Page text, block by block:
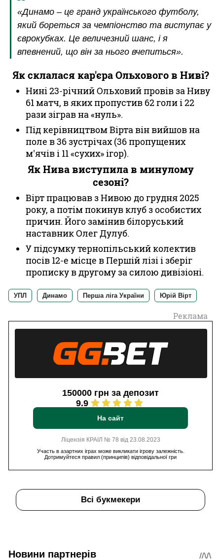
«Динамо – це гранд українського футболу,
який бореться за чемпіонство та виступає у
єврокубках. Це величезний шанс, і я
впевнений, що він за нього вчепиться».
Як склалася кар'єра Ольхового в Ниві?
Нині 23-річний Ольховий провів за Ниву
61 матч, в яких пропустив 62 голи і 22
рази зіграв на «нуль».
Під керівництвом Вірта він вийшов на
поле в 36 зустрічах (36 пропущених
м'ячів і 11 «сухих» ігор).
Як Нива виступила в минулому
сезоні?
Вірт працював з Нивою до грудня 2025
року, а потім покинув клуб з особистих
причин. Його замінив білоруський
наставник Олег Дулуб.
У підсумку тернопільський колектив
посів 12-е місце в Першій лізі і зберіг
прописку в другому за силою дивізіоні.
УПЛ Динамо Перша ліга України Юрій Вірт
Реклама
150000 грн за депозит
9.9
На сайт
Ліцензія КРАІЛ № 78 від 23.08.2023
Участь в азартних іграх може викликати ігрову залежність.
Дотримуйтеся правил (принципів) відповідальної гри
Всі букмекери